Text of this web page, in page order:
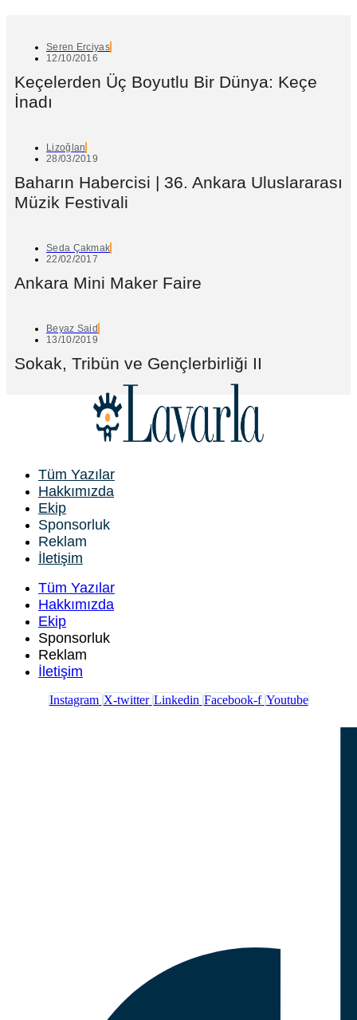
Seren Erciyas
12/10/2016
Keçelerden Üç Boyutlu Bir Dünya: Keçe
İnadı
Lizoğlan
28/03/2019
Baharın Habercisi | 36. Ankara Uluslararası
Müzik Festivali
Seda Çakmak
22/02/2017
Ankara Mini Maker Faire
Beyaz Said
13/10/2019
Sokak, Tribün ve Gençlerbirliği II
Tüm Yazılar
Hakkımızda
Ekip
Sponsorluk
Reklam
İletişim
Tüm Yazılar
Hakkımızda
Ekip
Sponsorluk
Reklam
İletişim
Instagram X-twitter Linkedin Facebook-f Youtube